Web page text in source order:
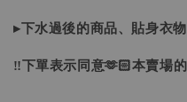
▸下水過後的商品、貼身衣
‼下單表示同意🫶🏻本賣場